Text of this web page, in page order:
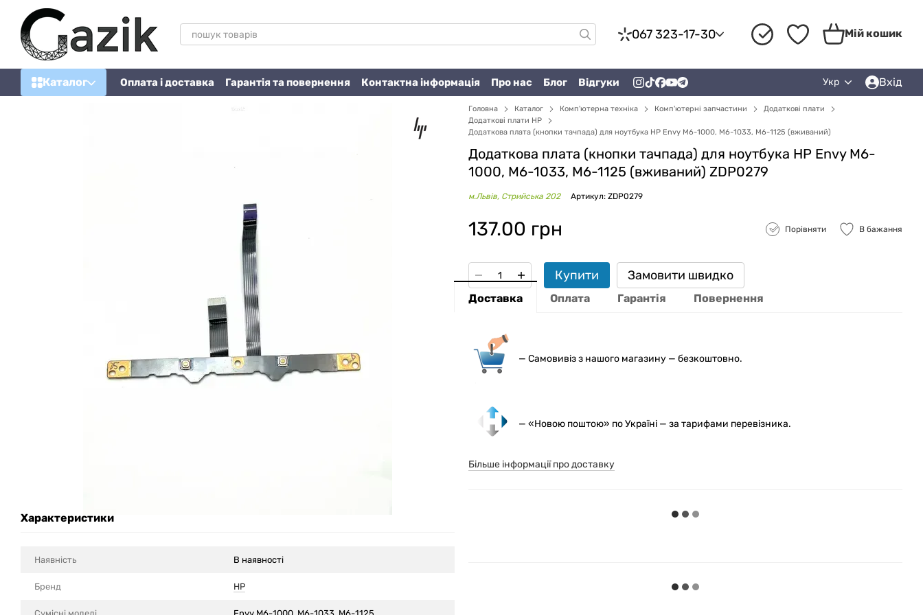
Перейти до основного контенту
067 323-17-30 Мій кошик
Каталог Оплата і доставка Гарантія та повернення Контактна інформація Про нас Блог Відгуки Укр Вхід
Характеристики
Наявність В наявності
Бренд HP
Головна Каталог Комп'ютерна техніка Комп'ютерні запчастини
Додаткові плати
Додаткові плати HP
Додаткова плата (кнопки тачпада) для ноутбука HP Envy M6-1000, M6-1033, M6-1125 (вживаний)
Додаткова плата (кнопки тачпада) для ноутбука HP Envy M6-
1000, M6-1033, M6-1125 (вживаний) ZDP0279
м.Львів, Стрийська 202 Артикул: ZDP0279
137.00 грн Порівняти В бажання
Купити Замовити швидко
Доставка Оплата Гарантія Повернення
— Самовивіз з нашого магазину — безкоштовно.
— «Новою поштою» по Україні — за тарифами перевізника.
Більше інформації про доставку